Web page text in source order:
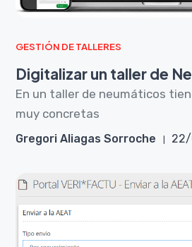
GESTIÓN DE TALLERES
Digitalizar un taller de
En un taller de neumáticos
muy concretas
Gregori Aliagas Sorroche